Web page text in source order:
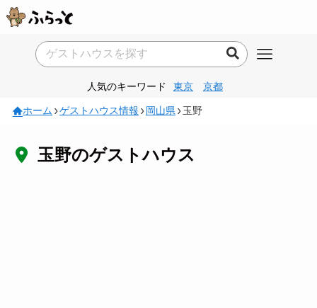
人気のキーワード 東京 京都
ホーム ゲストハウス情報 岡山県 玉野
玉野のゲストハウス